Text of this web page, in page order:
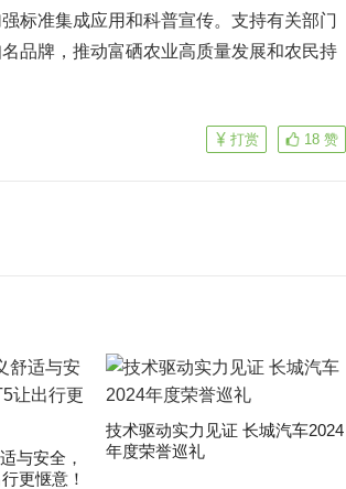
标准集成应用和科普宣传。支持有关部门
品牌，推动富硒农业高质量发展和农民持
18 赞
打赏
与安全，
更惬意！
技术驱动实力见证 长城汽车2024
年度荣誉巡礼